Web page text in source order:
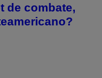
de combate,